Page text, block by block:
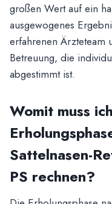
großen Wert auf ein
ausgewogenes
erfahrenen Ärzteteam
Betreuung, die
abgestimmt ist.
Womit muss
Sattelnasen-
PS rechnen?